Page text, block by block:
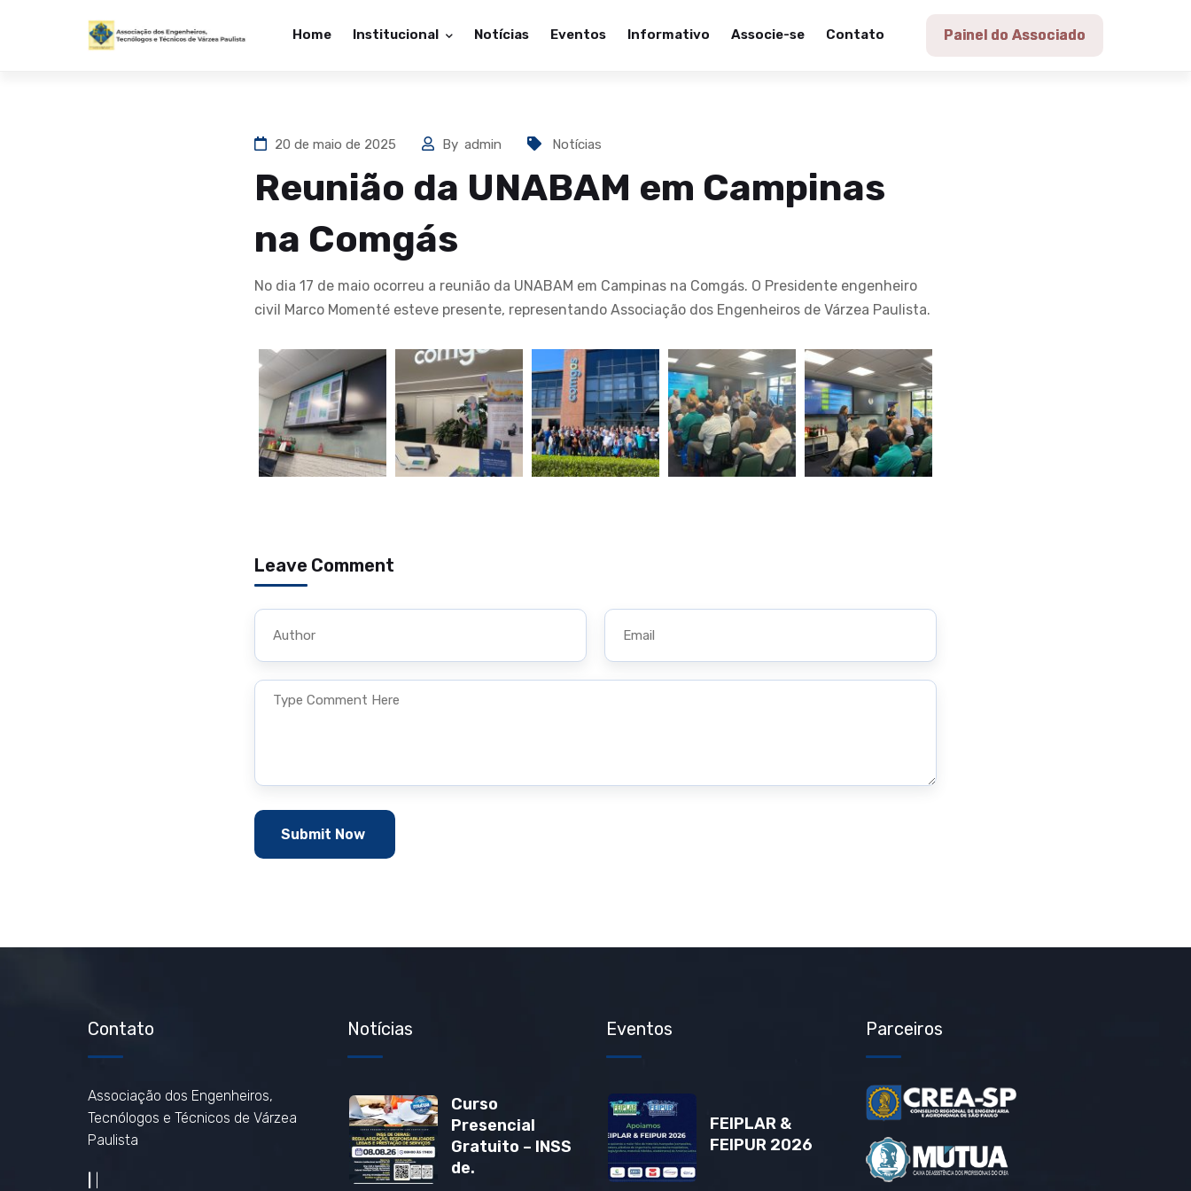
Painel do Associado
Home Institucional Notícias Eventos Informativo Associe-se Contato
20 de maio de 2025 By admin Notícias
Reunião da UNABAM em Campinas
na Comgás
No dia 17 de maio ocorreu a reunião da UNABAM em Campinas na Comgás. O Presidente engenheiro
civil Marco Momenté esteve presente, representando Associação dos Engenheiros de Várzea Paulista.
Leave Comment
Contato
Associação dos Engenheiros,
Tecnólogos e Técnicos de Várzea
Paulista
Notícias
Curso
Presencial
Gratuito – INSS
de.
Eventos
FEIPLAR &
FEIPUR 2026
Parceiros